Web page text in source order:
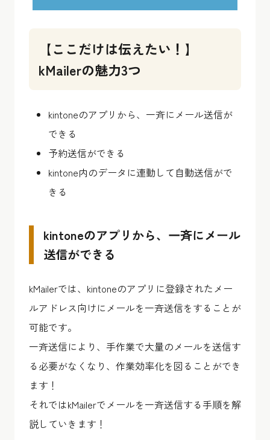
【ここだけは伝えたい！】
kMailerの魅力3つ
kintoneのアプリから、一斉にメール送信が
できる
予約送信ができる
kintone内のデータに連動して自動送信がで
きる
kintoneのアプリから、一斉にメール
送信ができる
kMailerでは、kintoneのアプリに登録されたメー
ルアドレス向けにメールを一斉送信をすることが
可能です。
一斉送信により、手作業で大量のメールを送信す
る必要がなくなり、作業効率化を図ることができ
ます！
それではkMailerでメールを一斉送信する手順を解
説していきます！